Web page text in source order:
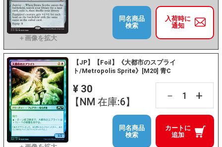
入荷時に
通知
同名商品
検索
【JP】【Foil】《大都市のスプライ
ト/Metropolis Sprite》[M20] 青C
¥ 30
【NM 在庫:6】
－ +
カートに
追加
同名商品
検索